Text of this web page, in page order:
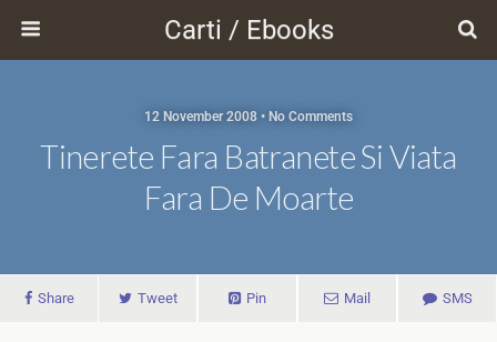
Carti / Ebooks
12 November 2008 • No Comments
Tinerete Fara Batranete Si Viata
Fara De Moarte
Share Tweet Pin Mail SMS